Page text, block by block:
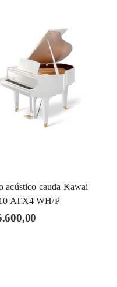
acústico cauda Kawai
ATX4 WH/P